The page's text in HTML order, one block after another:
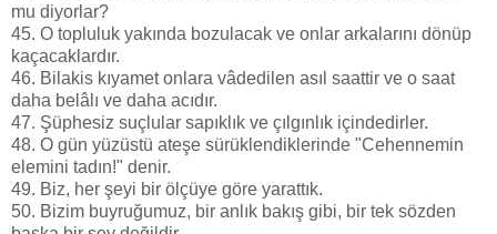
mu diyorlar?
45. O topluluk yakında bozulacak ve onlar arkalarını dönüp
kaçacaklardır.
46. Bilakis kıyamet onlara vâdedilen asıl saattir ve o saat
daha belâlı ve daha acıdır.
47. Şüphesiz suçlular sapıklık ve çılgınlık içindedirler.
48. O gün yüzüstü ateşe sürüklendiklerinde "Cehennemin
elemini tadın!" denir.
49. Biz, her şeyi bir ölçüye göre yarattık.
50. Bizim buyruğumuz, bir anlık bakış gibi, bir tek sözden